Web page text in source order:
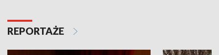
REPORTAŻE